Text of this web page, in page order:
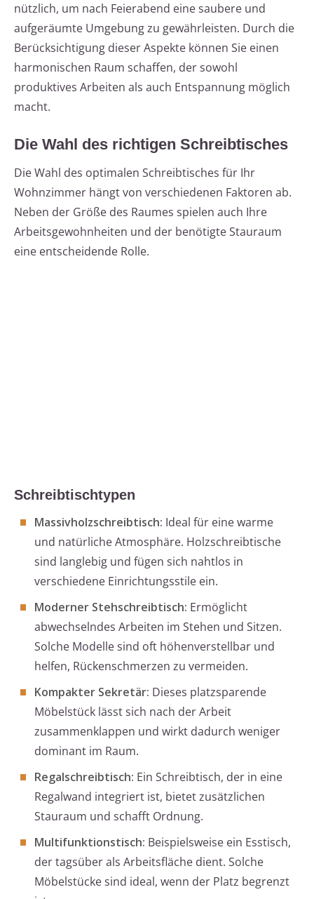
nützlich, um nach Feierabend eine saubere und
aufgeräumte Umgebung zu gewährleisten. Durch die
Berücksichtigung dieser Aspekte können Sie einen
harmonischen Raum schaffen, der sowohl
produktives Arbeiten als auch Entspannung möglich
macht.
Die Wahl des richtigen Schreibtisches
Die Wahl des optimalen Schreibtisches für Ihr
Wohnzimmer hängt von verschiedenen Faktoren ab.
Neben der Größe des Raumes spielen auch Ihre
Arbeitsgewohnheiten und der benötigte Stauraum
eine entscheidende Rolle.
Schreibtischtypen
Massivholzschreibtisch: Ideal für eine warme
und natürliche Atmosphäre. Holzschreibtische
sind langlebig und fügen sich nahtlos in
verschiedene Einrichtungsstile ein.
Moderner Stehschreibtisch: Ermöglicht
abwechselndes Arbeiten im Stehen und Sitzen.
Solche Modelle sind oft höhenverstellbar und
helfen, Rückenschmerzen zu vermeiden.
Kompakter Sekretär: Dieses platzsparende
Möbelstück lässt sich nach der Arbeit
zusammenklappen und wirkt dadurch weniger
dominant im Raum.
Regalschreibtisch: Ein Schreibtisch, der in eine
Regalwand integriert ist, bietet zusätzlichen
Stauraum und schafft Ordnung.
Multifunktionstisch: Beispielsweise ein Esstisch,
der tagsüber als Arbeitsfläche dient. Solche
Möbelstücke sind ideal, wenn der Platz begrenzt